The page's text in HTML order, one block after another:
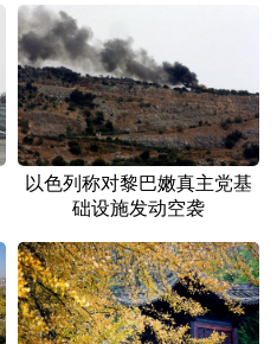
以色列称对黎巴嫩真主党基
础设施发动空袭